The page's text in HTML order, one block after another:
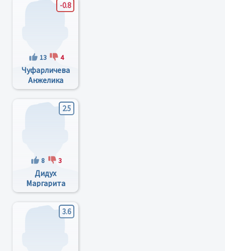
-0.8
13 4
Чуфарличева
Анжелика
Юрьевна
2.5
8 3
Дидух
Маргарита
Георгиевна
3.6